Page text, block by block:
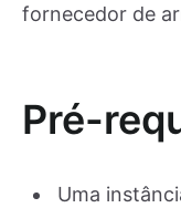
fornecedor de
Pré-
Uma